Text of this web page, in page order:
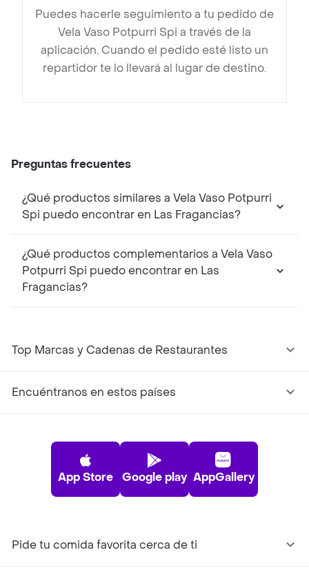
Puedes hacerle seguimiento a tu pedido de
Vela Vaso Potpurri Spi a través de la
aplicación. Cuando el pedido esté listo un
repartidor te lo llevará al lugar de destino.
Preguntas frecuentes
¿Qué productos similares a Vela Vaso Potpurri
Spi puedo encontrar en Las Fragancias?
¿Qué productos complementarios a Vela Vaso
Potpurri Spi puedo encontrar en Las
Fragancias?
Top Marcas y Cadenas de Restaurantes
Encuéntranos en estos países
App Store Google play AppGallery
Pide tu comida favorita cerca de ti